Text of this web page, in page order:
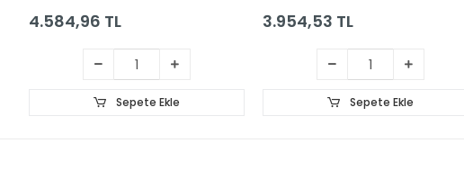
4.584,96 TL
Sepete Ekle
3.954,53 TL
Sepete Ekle